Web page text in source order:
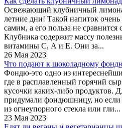
Освежающий клубничный
летние дни! Такой напиток очень
самим, а его польза не
Клубника содержит массу
витамины С, А и Е. Они за...
26 Мая 2023
Что подают к шоколадному фондю
Фондю-это одно из
где в расплавленный горячий
кусочки каких-либо продуктов.
придумали фондюшницу, но если
из огнеупорного стекла или гли...
23 Мая 2023